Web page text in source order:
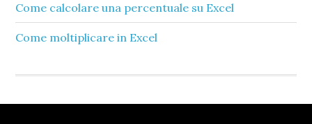
Come calcolare una percentuale su Excel​
Come moltiplicare in Excel​